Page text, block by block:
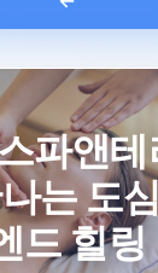
파앤테
는 도
드 힐링